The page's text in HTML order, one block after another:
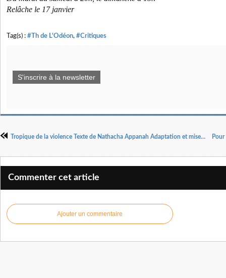
Relâche le 17 janvier
Tag(s) : #Th de L'Odéon, #Critiques
S'inscrire à la newsletter
Tropique de la violence Texte de Nathacha Appanah Adaptation et mise en scène Alexandre Zeff
Commenter cet article
Ajouter un commentaire